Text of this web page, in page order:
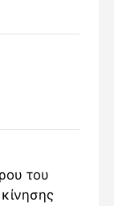
του